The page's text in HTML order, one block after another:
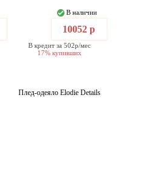
В наличии
10052 р
В кредит за 502р/мес
17% купивших
Плед-одеяло Elodie Details